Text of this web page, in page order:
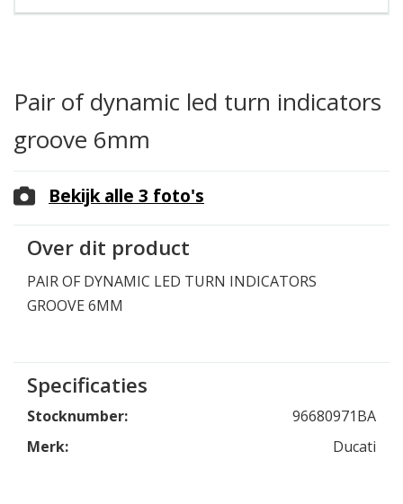
Pair of dynamic led turn indicators
groove 6mm
Over dit product
PAIR OF DYNAMIC LED TURN INDICATORS
GROOVE 6MM
Bekijk alle 3 foto's
Specificaties
Stocknumber:
96680971BA
Merk:
Ducati